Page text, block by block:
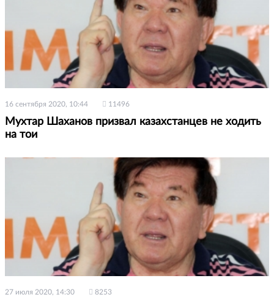
16 сентября 2020, 10:44 11496
Мухтар Шаханов призвал казахстанцев не ходить
на тои
27 июля 2020, 14:30 8253